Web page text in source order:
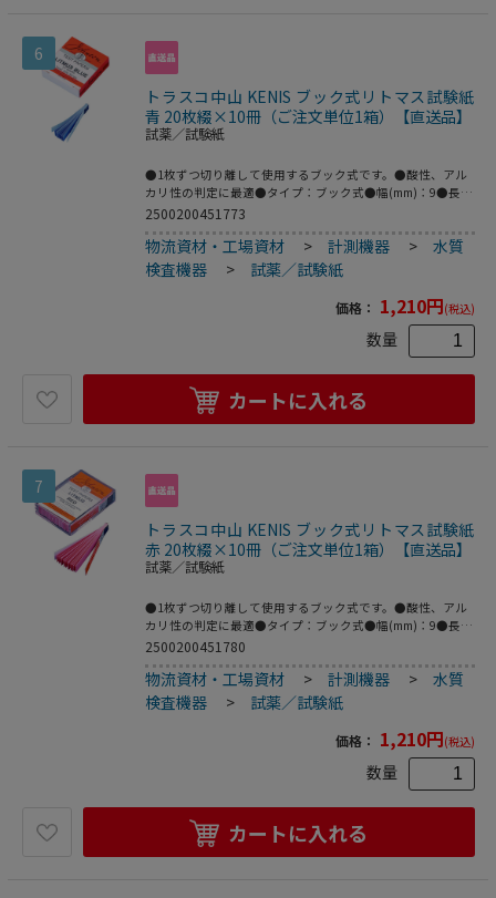
6
トラスコ中山 KENIS ブック式リトマス試験紙
青 20枚綴×10冊（ご注文単位1箱）【直送品】
試薬／試験紙
●1枚ずつ切り離して使用するブック式です。●酸性、アル
カリ性の判定に最適●タイプ：ブック式●幅(mm)：9●長さ
(mm)：60●パック入数(枚)：200●色：青●20枚綴×10冊
2500200451773
物流資材・工場資材 >計測機器 >水質
検査機器
> 試薬／試験紙
価格： 1,210円(税込)
数量
カートに入れる
7
トラスコ中山 KENIS ブック式リトマス試験紙
赤 20枚綴×10冊（ご注文単位1箱）【直送品】
試薬／試験紙
●1枚ずつ切り離して使用するブック式です。●酸性、アル
カリ性の判定に最適●タイプ：ブック式●幅(mm)：9●長さ
(mm)：60●パック入数(枚)：200●色：赤●20枚綴×10冊
2500200451780
物流資材・工場資材 >計測機器 >水質
検査機器
> 試薬／試験紙
価格： 1,210円(税込)
数量
カートに入れる